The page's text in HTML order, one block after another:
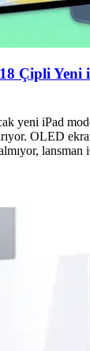
Çipli Yeni
yeni iPad
OLED
lansman